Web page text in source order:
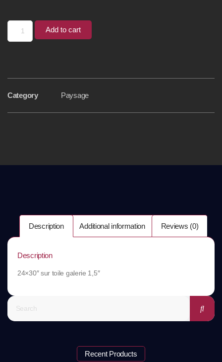
Add to cart
Category Paysage
Description Additional information Reviews (0)
Description
24×30″ sur toile galerie 1,5″
Recent Products